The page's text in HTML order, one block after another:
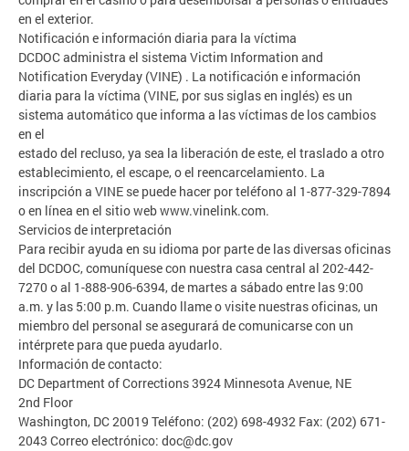
en el exterior.
Notificación e información diaria para la víctima
DCDOC administra el sistema Victim Information and
Notification Everyday (VINE) . La notificación e información
diaria para la víctima (VINE, por sus siglas en inglés) es un
sistema automático que informa a las víctimas de los cambios
en el
estado del recluso, ya sea la liberación de este, el traslado a otro
establecimiento, el escape, o el reencarcelamiento. La
inscripción a VINE se puede hacer por teléfono al 1-877-329-7894
o en línea en el sitio web www.vinelink.com.
Servicios de interpretación
Para recibir ayuda en su idioma por parte de las diversas oficinas
del DCDOC, comuníquese con nuestra casa central al 202-442-
7270 o al 1-888-906-6394, de martes a sábado entre las 9:00
a.m. y las 5:00 p.m. Cuando llame o visite nuestras oficinas, un
miembro del personal se asegurará de comunicarse con un
intérprete para que pueda ayudarlo.
Información de contacto:
DC Department of Corrections 3924 Minnesota Avenue, NE
2nd Floor
Washington, DC 20019 Teléfono: (202) 698-4932 Fax: (202) 671-
2043 Correo electrónico: doc@dc.gov